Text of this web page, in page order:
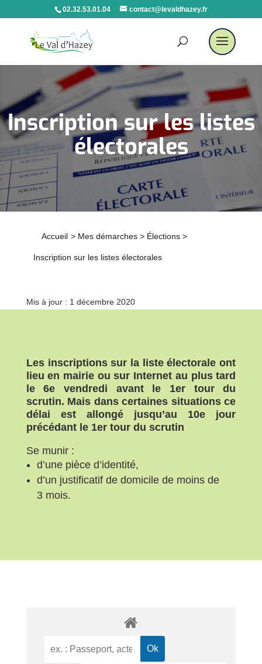
02.32.53.01.04 contact@levaldhazey.fr
Inscription sur les listes
électorales
Accueil > Mes démarches > Élections >
Inscription sur les listes électorales
Mis à jour : 1 décembre 2020
Les inscriptions sur la liste électorale ont
lieu en mairie ou sur Internet au plus tard
le 6e vendredi avant le 1er tour du
scrutin. Mais dans certaines situations ce
délai est allongé jusqu’au 10e jour
précédant le 1er tour du scrutin
Se munir :
d’une pièce d’identité,
d’un justificatif de domicile de moins de
3 mois.